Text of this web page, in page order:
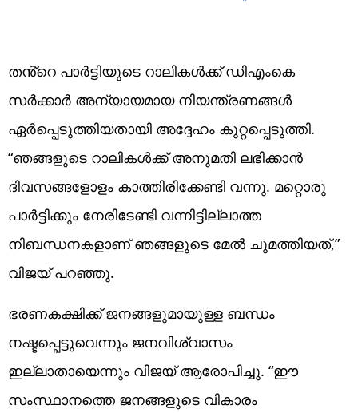
തൻ്റെ പാർട്ടിയുടെ റാലികൾക്ക് ഡിഎംകെ
സർക്കാർ അന്യായമായ നിയന്ത്രണങ്ങൾ
ഏർപ്പെടുത്തിയതായി അദ്ദേഹം കുറ്റപ്പെടുത്തി.
“ഞങ്ങളുടെ റാലികൾക്ക് അനുമതി ലഭിക്കാൻ
ദിവസങ്ങളോളം കാത്തിരിക്കേണ്ടി വന്നു. മറ്റൊരു
പാർട്ടിക്കും നേരിടേണ്ടി വന്നിട്ടില്ലാത്ത
നിബന്ധനകളാണ് ഞങ്ങളുടെ മേൽ ചുമത്തിയത്,”
വിജയ് പറഞ്ഞു.
ഭരണകക്ഷിക്ക് ജനങ്ങളുമായുള്ള ബന്ധം
നഷ്ടപ്പെട്ടുവെന്നും ജനവിശ്വാസം
ഇല്ലാതായെന്നും വിജയ് ആരോപിച്ചു. “ഈ
സംസ്ഥാനത്തെ ജനങ്ങളുടെ വികാരം